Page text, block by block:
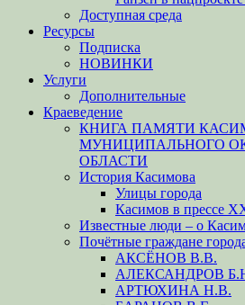
Доступная среда
Ресурсы
Подписка
НОВИНКИ
Услуги
Дополнительные
Краеведение
КНИГА ПАМЯТИ
МУНИЦИПАЛЬНОГО
ОБЛАСТИ
История Касимова
Улицы города
Касимов в прессе
Известные люди – о
Почётные граждане
АКСЁНОВ В.В.
АЛЕКСАНДРОВ
АРТЮХИНА Н.В.